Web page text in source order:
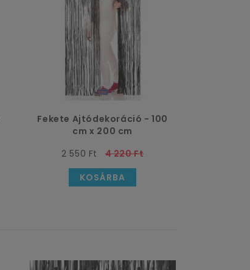
Fekete Ajtódekoráció - 100
cm x 200 cm
2 550 Ft
4 220 Ft
KOSÁRBA